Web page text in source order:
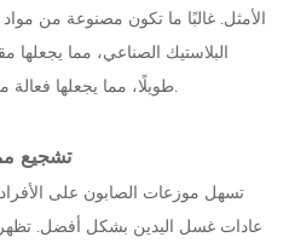
الأمثل. غالبًا ما تكون مصنوعة من مواد
البلاستيك الصناعي، مما يجعلها
طويلًا، مما يجعلها فعالة من حيث التكلفة للتطبيقات التجارية.
تشجيع
تسهل موزعات الصابون على
عادات غسل اليدين بشكل أفضل. تظهر